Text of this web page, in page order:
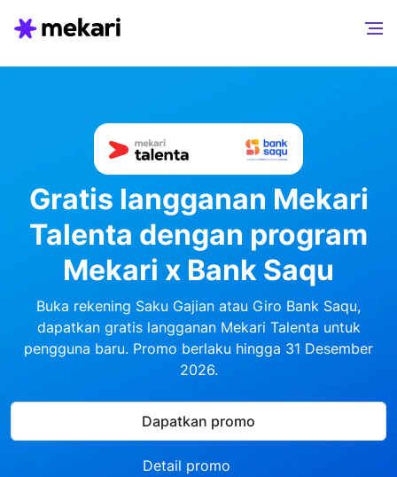
Gratis langganan Mekari
Talenta dengan program
Mekari x Bank Saqu
Buka rekening Saku Gajian atau Giro Bank Saqu,
dapatkan gratis langganan Mekari Talenta untuk
pengguna baru. Promo berlaku hingga 31 Desember
2026.
Dapatkan promo
Detail promo